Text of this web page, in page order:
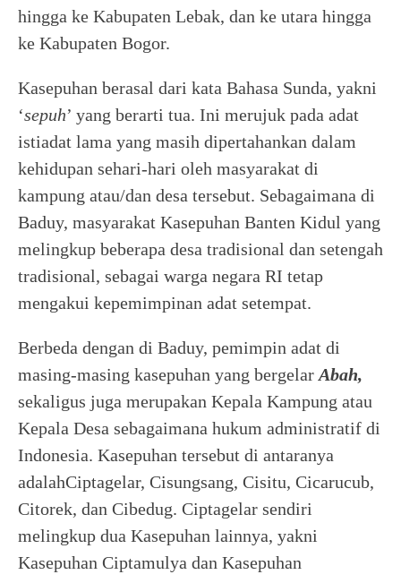
hingga ke Kabupaten Lebak, dan ke utara hingga
ke Kabupaten Bogor.
Kasepuhan berasal dari kata Bahasa Sunda, yakni
‘sepuh’ yang berarti tua. Ini merujuk pada adat
istiadat lama yang masih dipertahankan dalam
kehidupan sehari-hari oleh masyarakat di
kampung atau/dan desa tersebut. Sebagaimana di
Baduy, masyarakat Kasepuhan Banten Kidul yang
melingkup beberapa desa tradisional dan setengah
tradisional, sebagai warga negara RI tetap
mengakui kepemimpinan adat setempat.
Berbeda dengan di Baduy, pemimpin adat di
masing-masing kasepuhan yang bergelar Abah,
sekaligus juga merupakan Kepala Kampung atau
Kepala Desa sebagaimana hukum administratif di
Indonesia. Kasepuhan tersebut di antaranya
adalahCiptagelar, Cisungsang, Cisitu, Cicarucub,
Citorek, dan Cibedug. Ciptagelar sendiri
melingkup dua Kasepuhan lainnya, yakni
Kasepuhan Ciptamulya dan Kasepuhan